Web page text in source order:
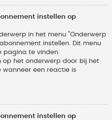
instellen op
in het menu “Onderwerp
instellen. Dit menu
pagina te vinden.
op het onderwerp door bij het
wanneer een reactie is
instellen op